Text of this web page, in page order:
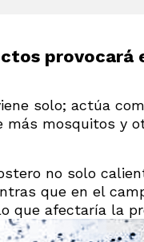
provocará
solo; actúa
más mosquitos y
no solo
que en el
que afectaría la